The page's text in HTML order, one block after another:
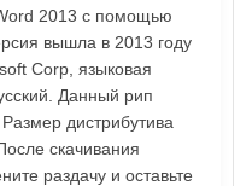
2013 с помощью
вышла в 2013 году
Corp, языковая
Данный рип
дистрибутива
скачивания
раздачу и оставьте